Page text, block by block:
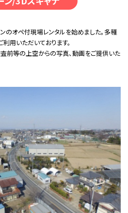
のオペ付現場レンタルを始めました。多種
用いただいております。
前等の上空からの写真、動画をご提供いた